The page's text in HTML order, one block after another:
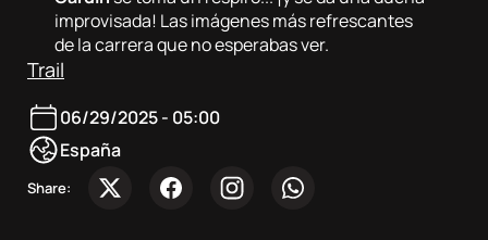
improvisada! Las imágenes más refrescantes
de la carrera que no esperabas ver.
Trail
06/29/2025 - 05:00
España
Share:
Contacta
Atletas
DocuSeries